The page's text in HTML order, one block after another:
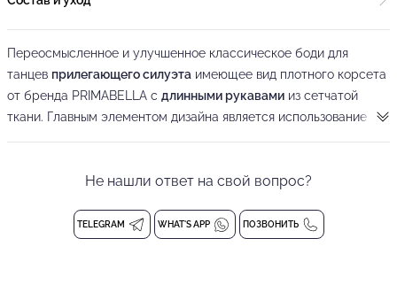
Переосмысленное и улучшенное классическое боди для
танцев прилегающего силуэта имеющее вид плотного корсета
от бренда PRIMABELLA с длинными рукавами из сетчатой
ткани. Главным элементом дизайна является использование
которая придаст Вам шарм и подчеркнет вашу женственность.
Не нашли ответ на свой вопрос?
TELEGRAM WHAT'S APP ПОЗВОНИТЬ